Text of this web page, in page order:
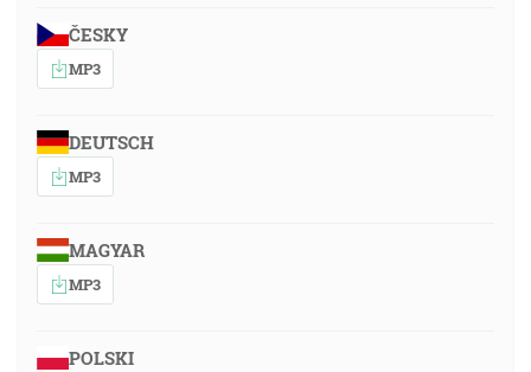
ČESKY
MP3
DEUTSCH
MP3
MAGYAR
MP3
POLSKI